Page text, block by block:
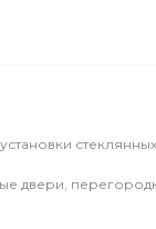
двери,